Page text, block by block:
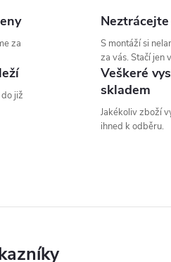
za
S montáží si
za vás. Stačí jen
již
Veškeré
skladem
Jakékoliv zboží
ihned k odběru.